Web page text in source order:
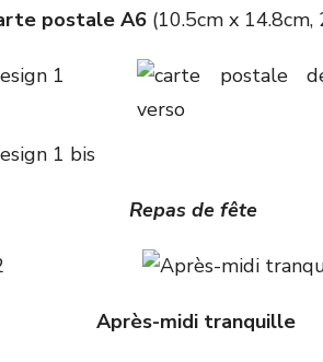
postale A6(10.5cm x 14.8cm,
Repas de fête
Après-midi tranquille